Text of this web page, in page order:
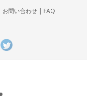
お問い合わせ | FAQ